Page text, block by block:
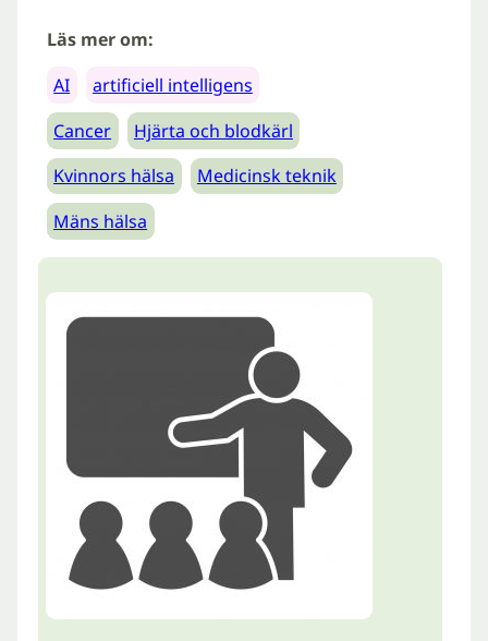
Läs mer om:
AI
artificiell intelligens
Cancer
Hjärta och blodkärl
Kvinnors hälsa
Medicinsk teknik
Mäns hälsa